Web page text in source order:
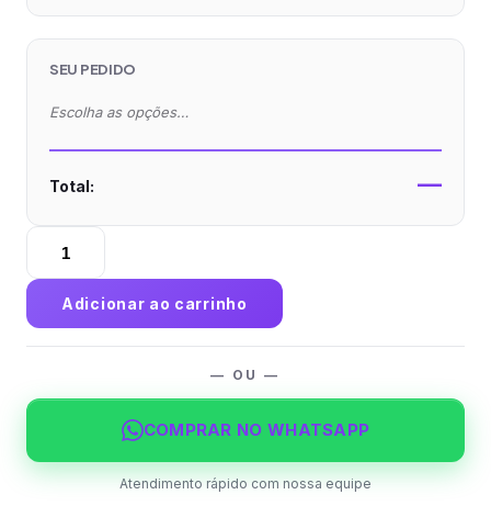
SEU PEDIDO
Escolha as opções…
Total: —
Baralhos
Personalizados
(Frente
e
Verso)
54
em
Adicionar ao carrinho
— OU —
COMPRAR NO WHATSAPP
Atendimento rápido com nossa equipe